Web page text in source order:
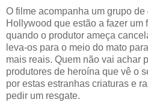
O filme acompanha um grupo de
Hollywood que estão a fazer um
quando o produtor ameça
leva-os para o meio do mato
mais reais. Quem não vai achar
produtores de heroína que vê o
por estas estranhas criaturas e
pedir um resgate.